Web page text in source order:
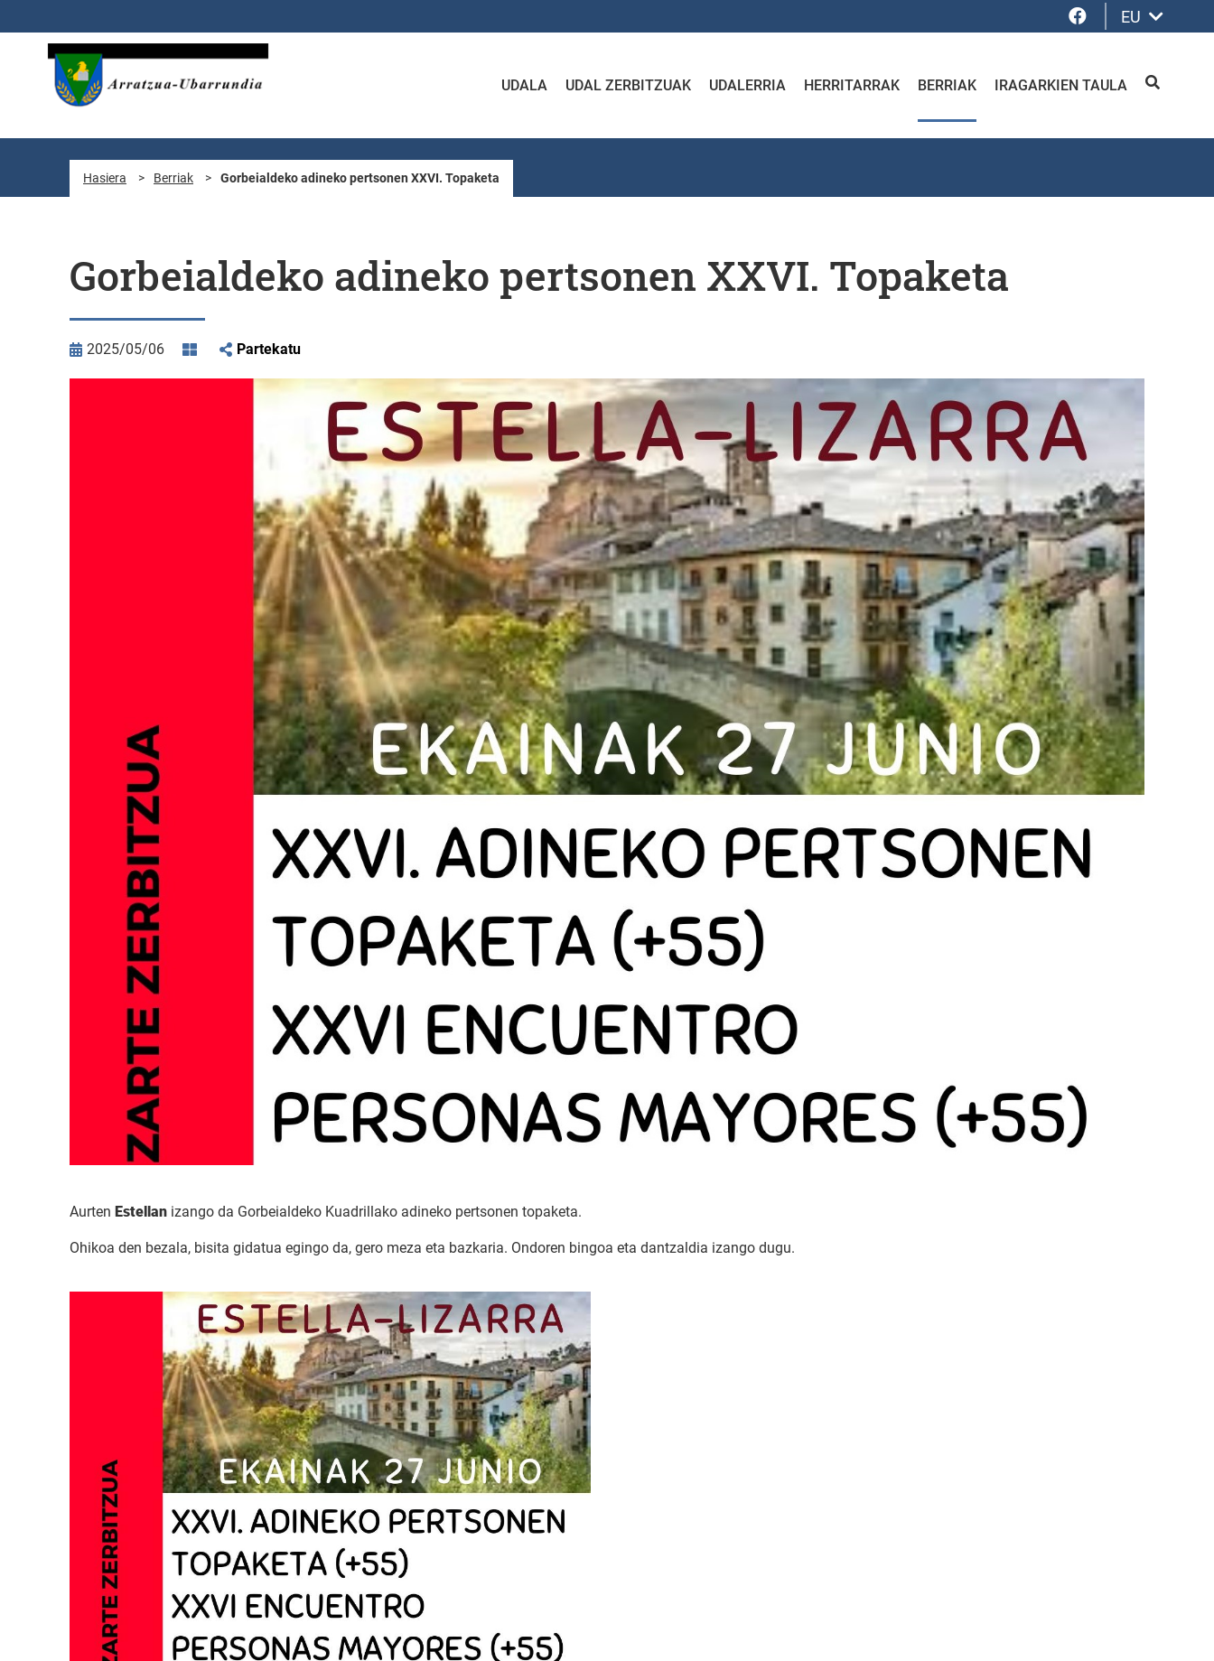
Facebook
EU
UDALA UDAL ZERBITZUAK UDALERRIA HERRITARRAK BERRIAK IRAGARKIEN TAULA BILATU
Hasiera > Berriak > Gorbeialdeko adineko pertsonen XXVI. Topaketa
Gorbeialdeko adineko pertsonen XXVI. Topaketa
2025/05/06 Partekatu
Aurten Estellan izango da Gorbeialdeko Kuadrillako adineko pertsonen topaketa.
Ohikoa den bezala, bisita gidatua egingo da, gero meza eta bazkaria. Ondoren bingoa eta dantzaldia izango dugu.